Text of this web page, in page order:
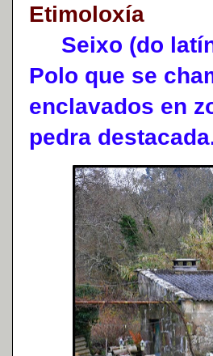
Etimoloxía
Seixo (do latín
Polo que se
enclavados en
pedra